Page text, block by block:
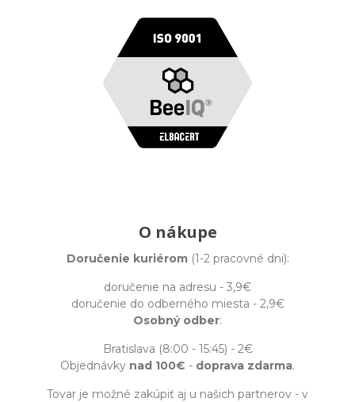
O nákupe
Doručenie kuriérom(1-2 pracovné dni):
doručenie na adresu - 3,9€
doručenie do odberného miesta - 2,9€
Osobný odber:
Bratislava (8:00 - 15:45) - 2€
Objednávky nad 100€ - doprava zdarma.
Tovar je možné zakúpiť aj u našich partnerov - v